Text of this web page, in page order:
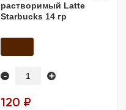
растворимый Latte
Starbucks 14 гр
- +
120 ₽